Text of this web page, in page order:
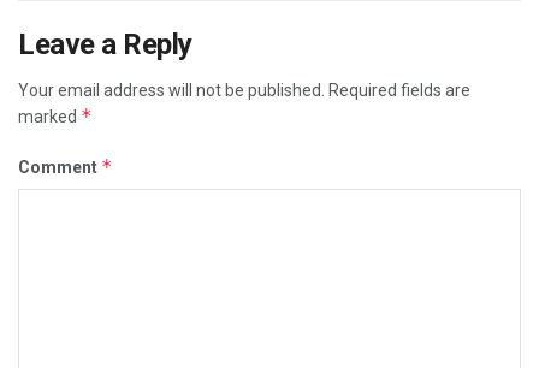
Leave a Reply
Your email address will not be published.
Required fields are
marked *
Comment *